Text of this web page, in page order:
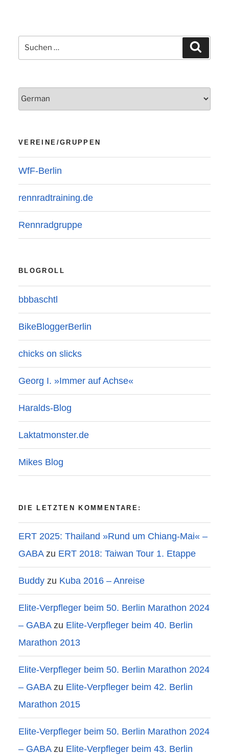
Suchen
nach:
VEREINE/GRUPPEN
WfF-Berlin
rennradtraining.de
Rennradgruppe
BLOGROLL
bbbaschtl
BikeBloggerBerlin
chicks on slicks
Georg I. »Immer auf Achse«
Haralds-Blog
Laktatmonster.de
Mikes Blog
DIE LETZTEN KOMMENTARE:
ERT 2025: Thailand »Rund um Chiang-Mai« –
GABAzu ERT 2018: Taiwan Tour 1. Etappe
Buddy zu Kuba 2016 – Anreise
Elite-Verpfleger beim 50. Berlin Marathon 2024
– GABAzu Elite-Verpfleger beim 40. Berlin
Marathon 2013
Elite-Verpfleger beim 50. Berlin Marathon 2024
– GABAzu Elite-Verpfleger beim 42. Berlin
Marathon 2015
Elite-Verpfleger beim 50. Berlin Marathon 2024
– GABAzu Elite-Verpfleger beim 43. Berlin